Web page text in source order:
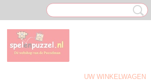
UW WINKELWAGEN